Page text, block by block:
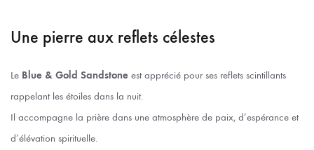
Une pierre aux reflets célestes
Le Blue & Gold Sandstone est apprécié pour ses reflets scintillants
rappelant les étoiles dans la nuit.
Il accompagne la prière dans une atmosphère de paix, d’espérance et
d’élévation spirituelle.